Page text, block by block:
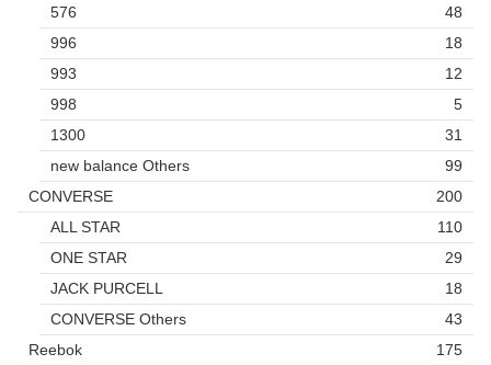
576
48
996
18
993
12
998
5
1300
31
new balance Others
99
CONVERSE
200
ALL STAR
110
ONE STAR
29
JACK PURCELL
18
CONVERSE Others
43
Reebok
175